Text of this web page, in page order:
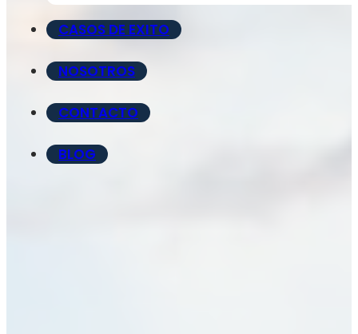
CASOS DE EXITO
NOSOTROS
CONTACTO
BLOG